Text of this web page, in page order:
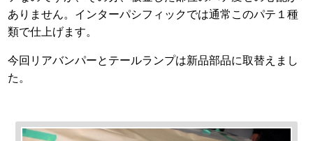
ありません。インターパシフィックでは通常このパテ１種
類で仕上げます。
今回リアバンパーとテールランプは新品部品に取替えまし
た。